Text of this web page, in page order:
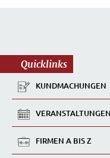
Quicklinks
KUNDMACHUNGEN
VERANSTALTUNGEN
FIRMEN A BIS Z